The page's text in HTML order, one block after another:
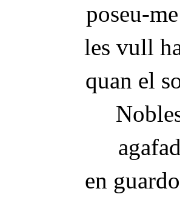
poseu-
les vull
quan el
en